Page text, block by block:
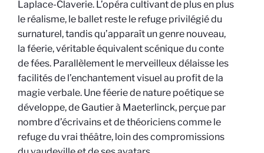
Laplace-Claverie. L’opéra cultivant de plus en plus
le réalisme, le ballet reste le refuge privilégié du
surnaturel, tandis qu’apparaît un genre nouveau,
la féerie, véritable équivalent scénique du conte
de fées. Parallèlement le merveilleux délaisse les
facilités de l’enchantement visuel au profit de la
magie verbale. Une féerie de nature poétique se
développe, de Gautier à Maeterlinck, perçue par
nombre d’écrivains et de théoriciens comme le
refuge du vrai théâtre, loin des compromissions